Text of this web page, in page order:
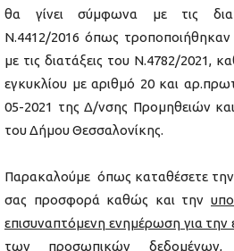
θα γίνει σύμφωνα με τις
Ν.4412/2016 όπως τροποποιήθηκαν
με τις διατάξεις του Ν.4782/2021,
εγκυκλίου με αριθμό 20 και
05-2021 της Δ/νσης Προμηθειών
του Δήμου Θεσσαλονίκης.
Παρακαλούμε όπως καταθέσετε την
σας προσφορά καθώς και την
επισυναπτόμενη ενημέρωση για την
των προσωπικών δεδομένων,